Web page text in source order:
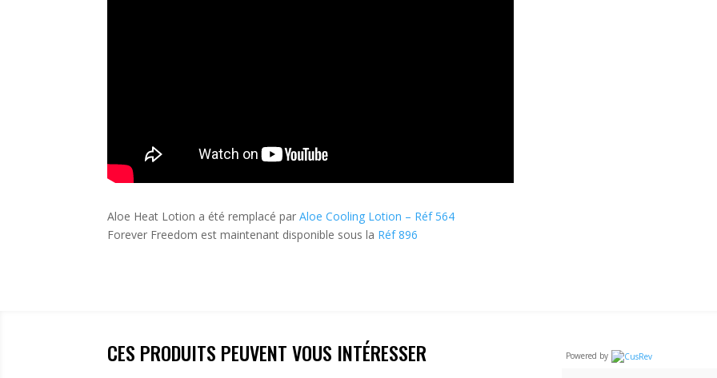
Aloe Heat Lotion a été remplacé parAloe Cooling Lotion – Réf 564
Forever Freedom est maintenant disponible sous la Réf 896
CES PRODUITS PEUVENT VOUS INTÉRESSER Powered by